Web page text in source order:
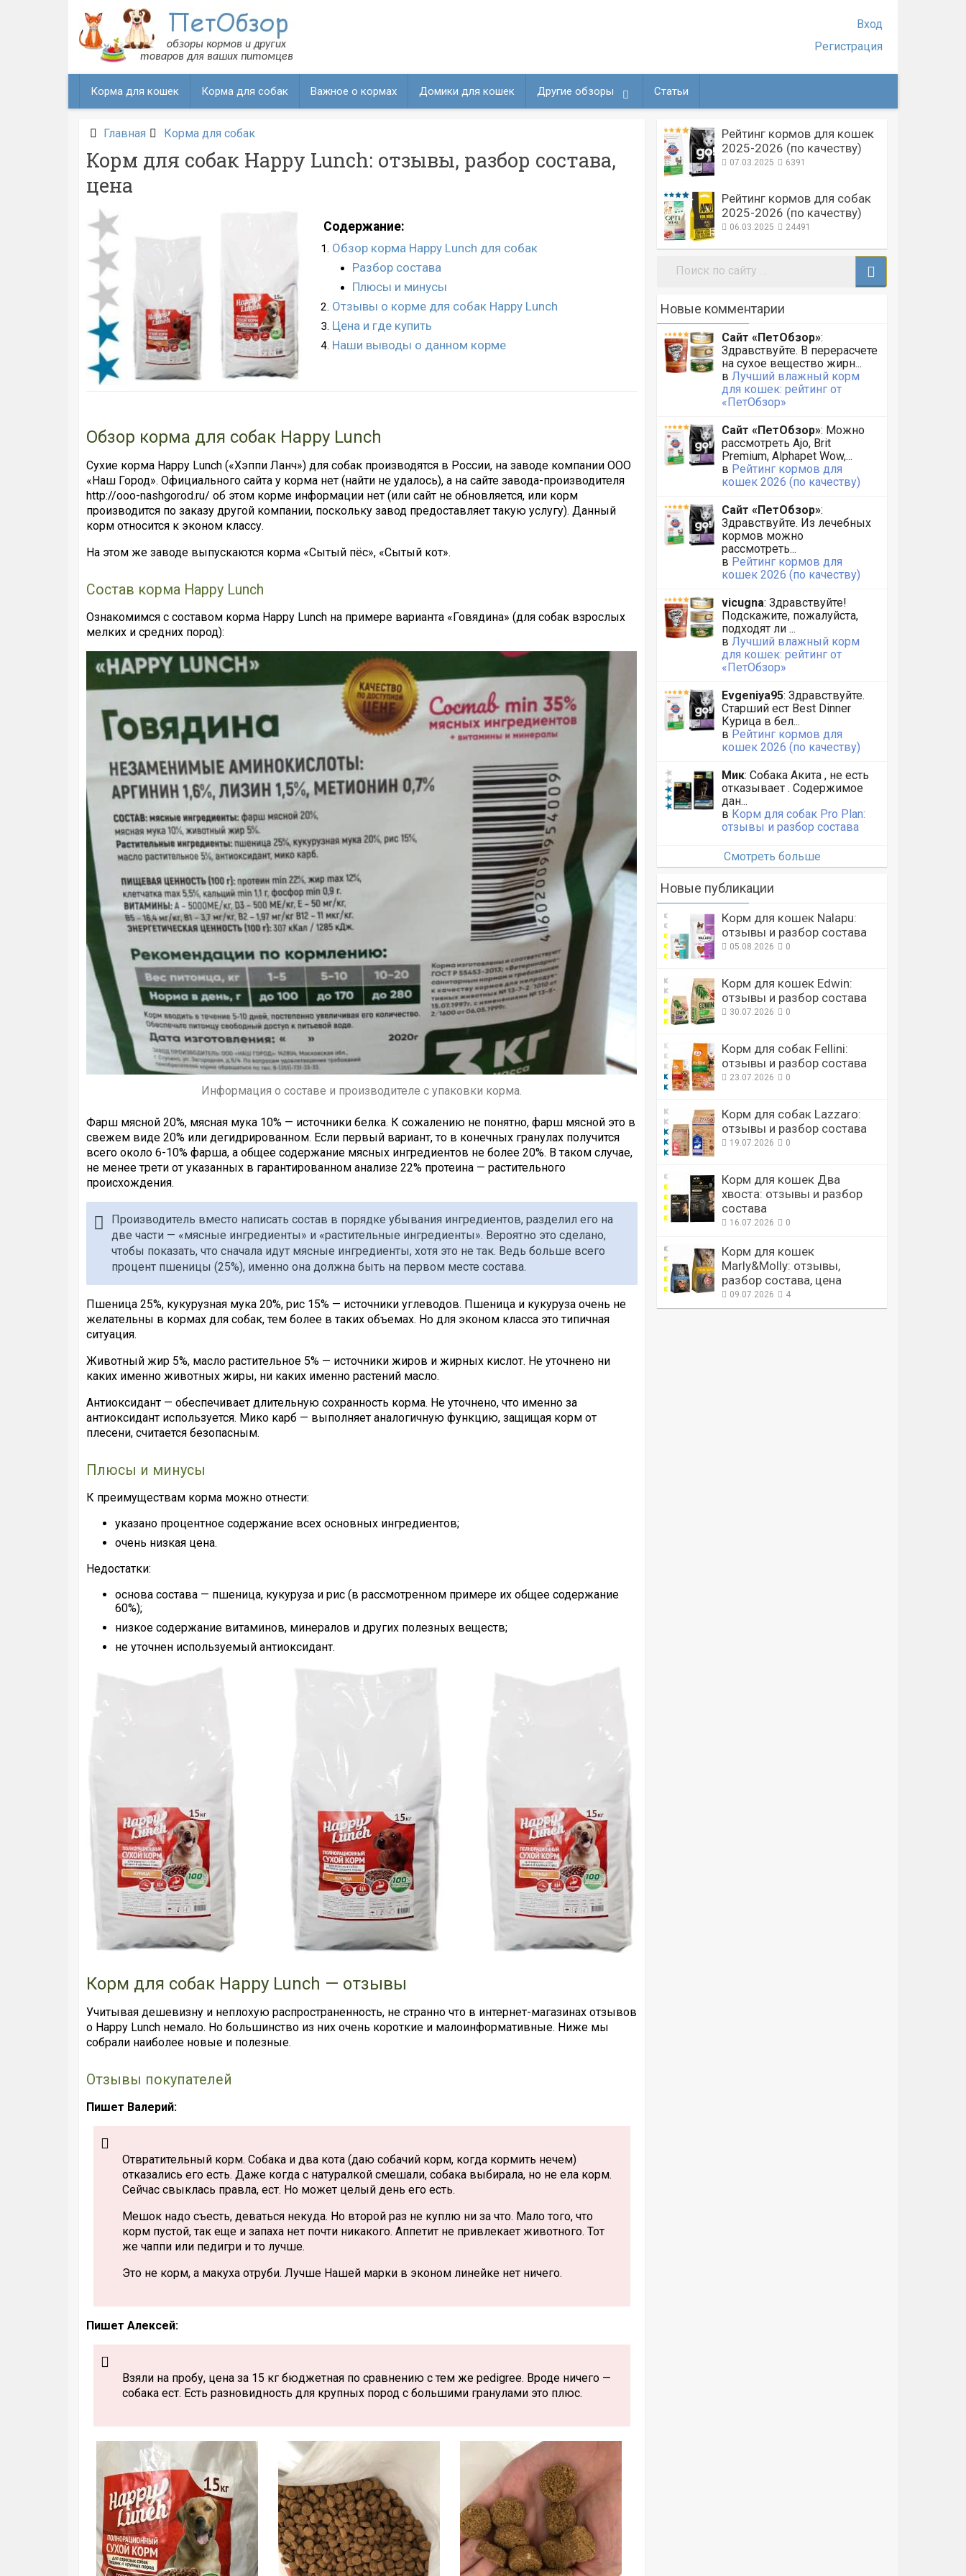
содержанию
Вход
Регистрация
Корма для кошек Корма для собак Важное о кормах Домики для кошек Другие обзоры Статьи
Главная Корма для собак
Корм для собак Happy Lunch: отзывы, разбор состава,
цена
Содержание:
Обзор корма Happy Lunch для собак
Разбор состава
Плюсы и минусы
Отзывы о корме для собак Happy Lunch
Цена и где купить
Наши выводы о данном корме
Обзор корма для собак Happy Lunch
Сухие корма Happy Lunch («Хэппи Ланч») для собак производятся в России, на заводе компании ООО
«Наш Город». Официального сайта у корма нет (найти не удалось), а на сайте завода-производителя
http://ooo-nashgorod.ru/ об этом корме информации нет (или сайт не обновляется, или корм
производится по заказу другой компании, поскольку завод предоставляет такую услугу). Данный
корм относится к эконом классу.
На этом же заводе выпускаются корма «Сытый пёс», «Сытый кот».
Состав корма Happy Lunch
Ознакомимся с составом корма Happy Lunch на примере варианта «Говядина» (для собак взрослых
мелких и средних пород):
Информация о составе и производителе с упаковки корма.
Фарш мясной 20%, мясная мука 10% — источники белка. К сожалению не понятно, фарш мясной это в
свежем виде 20% или дегидрированном. Если первый вариант, то в конечных гранулах получится
всего около 6-10% фарша, а общее содержание мясных ингредиентов не более 20%. В таком случае,
не менее трети от указанных в гарантированном анализе 22% протеина — растительного
происхождения.
Производитель вместо написать состав в порядке убывания ингредиентов, разделил его на
две части — «мясные ингредиенты» и «растительные ингредиенты». Вероятно это сделано,
чтобы показать, что сначала идут мясные ингредиенты, хотя это не так. Ведь больше всего
процент пшеницы (25%), именно она должна быть на первом месте состава.
Пшеница 25%, кукурузная мука 20%, рис 15% — источники углеводов. Пшеница и кукуруза очень не
желательны в кормах для собак, тем более в таких объемах. Но для эконом класса это типичная
ситуация.
Животный жир 5%, масло растительное 5% — источники жиров и жирных кислот. Не уточнено ни
каких именно животных жиры, ни каких именно растений масло.
Антиоксидант — обеспечивает длительную сохранность корма. Не уточнено, что именно за
антиоксидант используется. Мико карб — выполняет аналогичную функцию, защищая корм от
плесени, считается безопасным.
Плюсы и минусы
К преимуществам корма можно отнести:
указано процентное содержание всех основных ингредиентов;
очень низкая цена.
Недостатки:
основа состава — пшеница, кукуруза и рис (в рассмотренном примере их общее содержание
60%);
низкое содержание витаминов, минералов и других полезных веществ;
не уточнен используемый антиоксидант.
Корм для собак Happy Lunch — отзывы
Учитывая дешевизну и неплохую распространенность, не странно что в интернет-магазинах отзывов
о Happy Lunch немало. Но большинство из них очень короткие и малоинформативные. Ниже мы
собрали наиболее новые и полезные.
Отзывы покупателей
Пишет Валерий:
Отвратительный корм. Собака и два кота (даю собачий корм, когда кормить нечем)
отказались его есть. Даже когда с натуралкой смешали, собака выбирала, но не ела корм.
Сейчас свыклась правла, ест. Но может целый день его есть.
Мешок надо съесть, деваться некуда. Но второй раз не куплю ни за что. Мало того, что
корм пустой, так еще и запаха нет почти никакого. Аппетит не привлекает животного. Тот
же чаппи или педигри и то лучше.
Это не корм, а макуха отруби. Лучше Нашей марки в эконом линейке нет ничего.
Пишет Алексей:
Взяли на пробу, цена за 15 кг бюджетная по сравнению с тем же pedigree. Вроде ничего —
собака ест. Есть разновидность для крупных пород с большими гранулами это плюс.
Рейтинг кормов для кошек
2025-2026 (по качеству)
07.03.2025 6391
Рейтинг кормов для собак
2025-2026 (по качеству)
06.03.2025 24491
Поиск:
Новые комментарии
Сайт «ПетОбзор»:
Здравствуйте. В перерасчете
на сухое вещество жирн...
в Лучший влажный корм
для кошек: рейтинг от
«ПетОбзор»
Сайт «ПетОбзор»: Можно
рассмотреть Ajo, Brit
Premium, Alphapet Wow,...
в Рейтинг кормов для
кошек 2026 (по качеству)
Сайт «ПетОбзор»:
Здравствуйте. Из лечебных
кормов можно
рассмотреть...
в Рейтинг кормов для
кошек 2026 (по качеству)
vicugna: Здравствуйте!
Подскажите, пожалуйста,
подходят ли ...
в Лучший влажный корм
для кошек: рейтинг от
«ПетОбзор»
Evgeniya95: Здравствуйте.
Старший ест Best Dinner
Курица в бел...
в Рейтинг кормов для
кошек 2026 (по качеству)
Мик: Собака Акита , не есть
отказывает . Содержимое
дан...
в Корм для собак Pro Plan:
отзывы и разбор состава
Смотреть больше
Новые публикации
Корм для кошек Nalapu:
отзывы и разбор состава
05.08.2026 0
Корм для кошек Edwin:
отзывы и разбор состава
30.07.2026 0
Корм для собак Fellini:
отзывы и разбор состава
23.07.2026 0
Корм для собак Lazzaro:
отзывы и разбор состава
19.07.2026 0
Корм для кошек Два
хвоста: отзывы и разбор
состава
16.07.2026 0
Корм для кошек
Marly&Molly: отзывы,
разбор состава, цена
09.07.2026 4